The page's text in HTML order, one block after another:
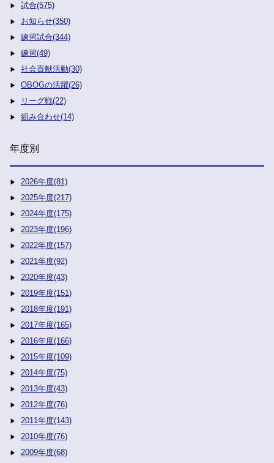
試合(575)
お知らせ(350)
練習試合(344)
練習(49)
社会貢献活動(30)
OBOGの活躍(26)
リーグ戦(22)
組み合わせ(14)
年度別
2026年度(81)
2025年度(217)
2024年度(175)
2023年度(196)
2022年度(157)
2021年度(92)
2020年度(43)
2019年度(151)
2018年度(191)
2017年度(165)
2016年度(166)
2015年度(109)
2014年度(75)
2013年度(43)
2012年度(76)
2011年度(143)
2010年度(76)
2009年度(68)